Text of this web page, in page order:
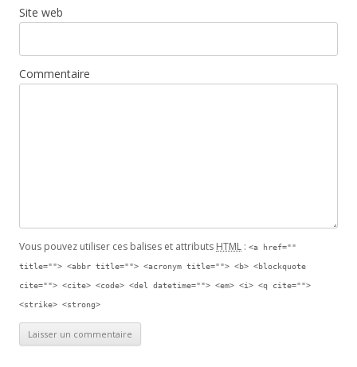
Site web
Commentaire
Vous pouvez utiliser ces balises et attributs HTML : <a href=""
title=""> <abbr title=""> <acronym title=""> <b> <blockquote
cite=""> <cite> <code> <del datetime=""> <em> <i> <q cite="">
<strike> <strong>